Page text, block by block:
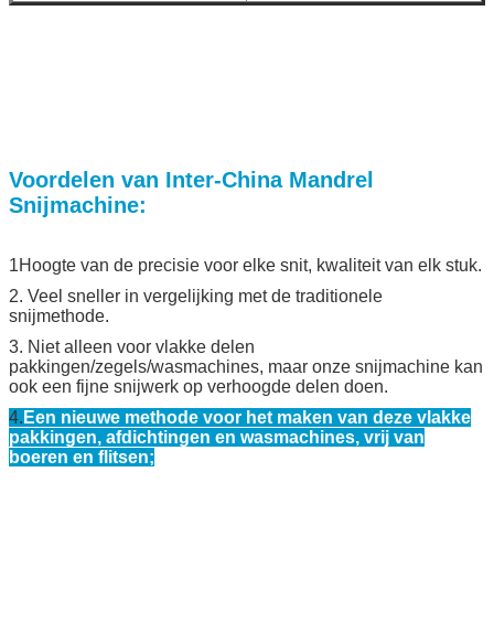
Voordelen van Inter-China Mandrel
Snijmachine:
1Hoogte van de precisie voor elke snit, kwaliteit van elk stuk.
2. Veel sneller in vergelijking met de traditionele
snijmethode.
3. Niet alleen voor vlakke delen
pakkingen/zegels/wasmachines, maar onze snijmachine kan
ook een fijne snijwerk op verhoogde delen doen.
4. Een nieuwe methode voor het maken van deze vlakke
pakkingen, afdichtingen en wasmachines, vrij van
boeren en flitsen;